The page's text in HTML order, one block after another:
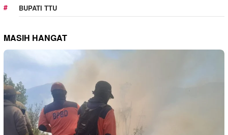
BUPATI TTU
MASIH HANGAT